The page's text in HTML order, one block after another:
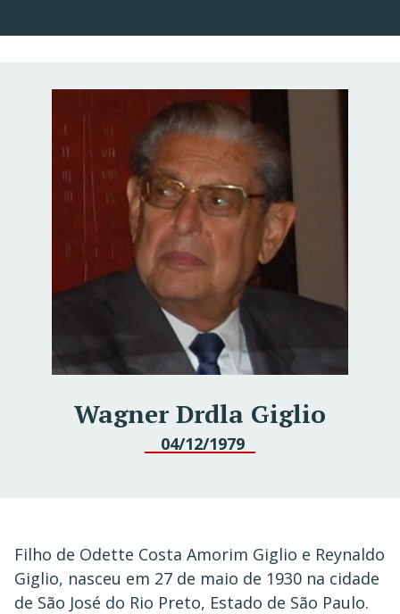
Wagner Drdla Giglio
04/12/1979
Filho de Odette Costa Amorim Giglio e Reynaldo
Giglio, nasceu em 27 de maio de 1930 na cidade
de São José do Rio Preto, Estado de São Paulo.